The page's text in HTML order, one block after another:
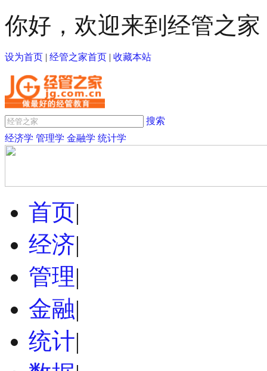
你好，欢迎来到经管之家
设为首页 | 经管之家首页 | 收藏本站
搜索
经济学 管理学 金融学 统计学
首页|
经济|
管理|
金融|
统计|